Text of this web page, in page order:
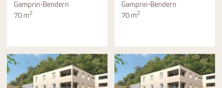
Gamprin-Bendern
70 m2
Gamprin-Bendern
70 m2